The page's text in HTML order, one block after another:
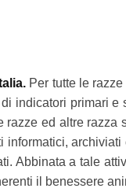
Per tutte le
indicatori primari e
ed altre razza
informatici,
Abbinata a tale
il benessere